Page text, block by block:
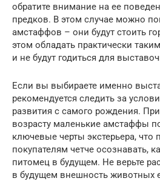
обратите внимание на ее
предков. В этом случае можно
амстаффов – они будут стоить
этом обладать практически
и не будут годиться для
Если вы выбираете именно
рекомендуется следить за
развития с самого рождения.
возрасту маленькие амстаффы
ключевые черты экстерьера, что
покупателям четче осознавать,
питомец в будущем. Не верьте
в будущем внешность животных